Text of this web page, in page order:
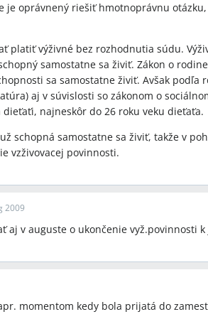
(napr. 25 alebo 26 rokov), po ktorej
že zákon o rodine neustanovuje
že schopnosť sa živiť nie je viazaná
a 26. rok pri iných právnych úpravách
vyplatenie výživného za obdobie, keď
súd zvyčajne neprizná výživné za
od posúdenia skutkového stavu súdom.
na súd o zrušenie vyživovacej
je oprávnený riešiť hmotnoprávnu
platiť výživné bez rozhodnutia súdu.
samostatne sa živiť. Zákon o
sa samostatne živiť. Avšak podľa
aj v súvislosti so zákonom o
najneskôr do 26 roku veku dieťaťa.
schopná samostatne sa živiť, takže v
vzživovacej povinnosti.
2009
aj v auguste o ukončenie vyž.povinnosti
momentom kedy bola prijatá do